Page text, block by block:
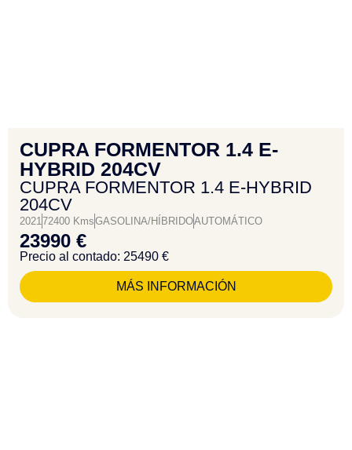
CUPRA FORMENTOR 1.4 E-
HYBRID 204CV
CUPRA FORMENTOR 1.4 E-HYBRID
204CV
2021 72400 KmsGASOLINA/HÍBRIDOAUTOMÁTICO
23990 €
Precio al contado: 25490 €
MÁS INFORMACIÓN